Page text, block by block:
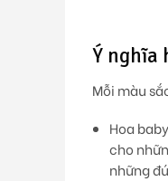
Ý nghĩa
Mỗi màu
Hoa
cho
những